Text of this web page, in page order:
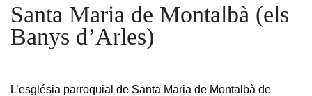
Santa Maria de Montalbà (els
Banys d’Arles)
L’església parroquial de Santa Maria de Montalbà de